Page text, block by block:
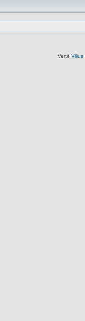
Vertė Vilius